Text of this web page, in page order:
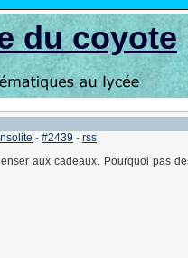
du coyote
Insolite - #2439 - rss
aux cadeaux. Pourquoi pas